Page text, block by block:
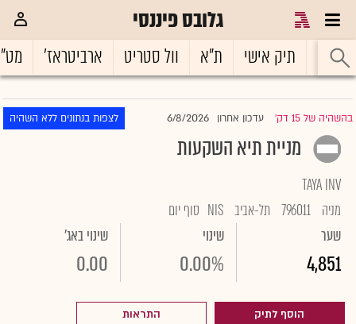
גלובס פיננסי
ראשי תיק אישי ת"א וול סטריט ארביטראז'
בהשהיה של 15 דק' |עדכון אחרון 6/8/2026 לצפות בנתונים ללא השהיה
מניית תיא השקעות
TAYA INV
מניה 796011 תל-אביב NIS סוף יום
שער
4,851
שינוי
0.00%
שינוי באג'
0.00
הוסף לתיק התראות